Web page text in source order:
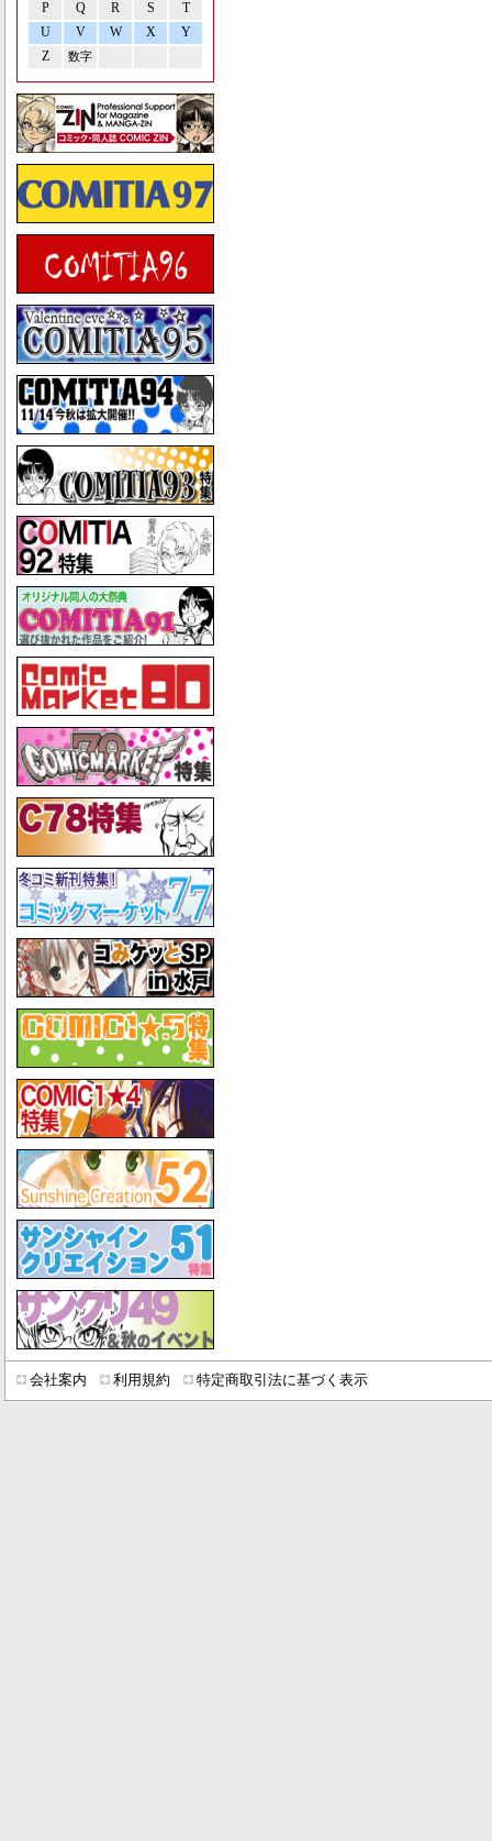
P Q R S
T
U
V W X
Y
Z
数字
会社案内 利用規約 特定商取引法に基づく表示